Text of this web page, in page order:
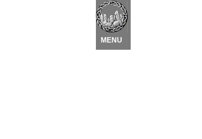
MENU
Nouvel élément